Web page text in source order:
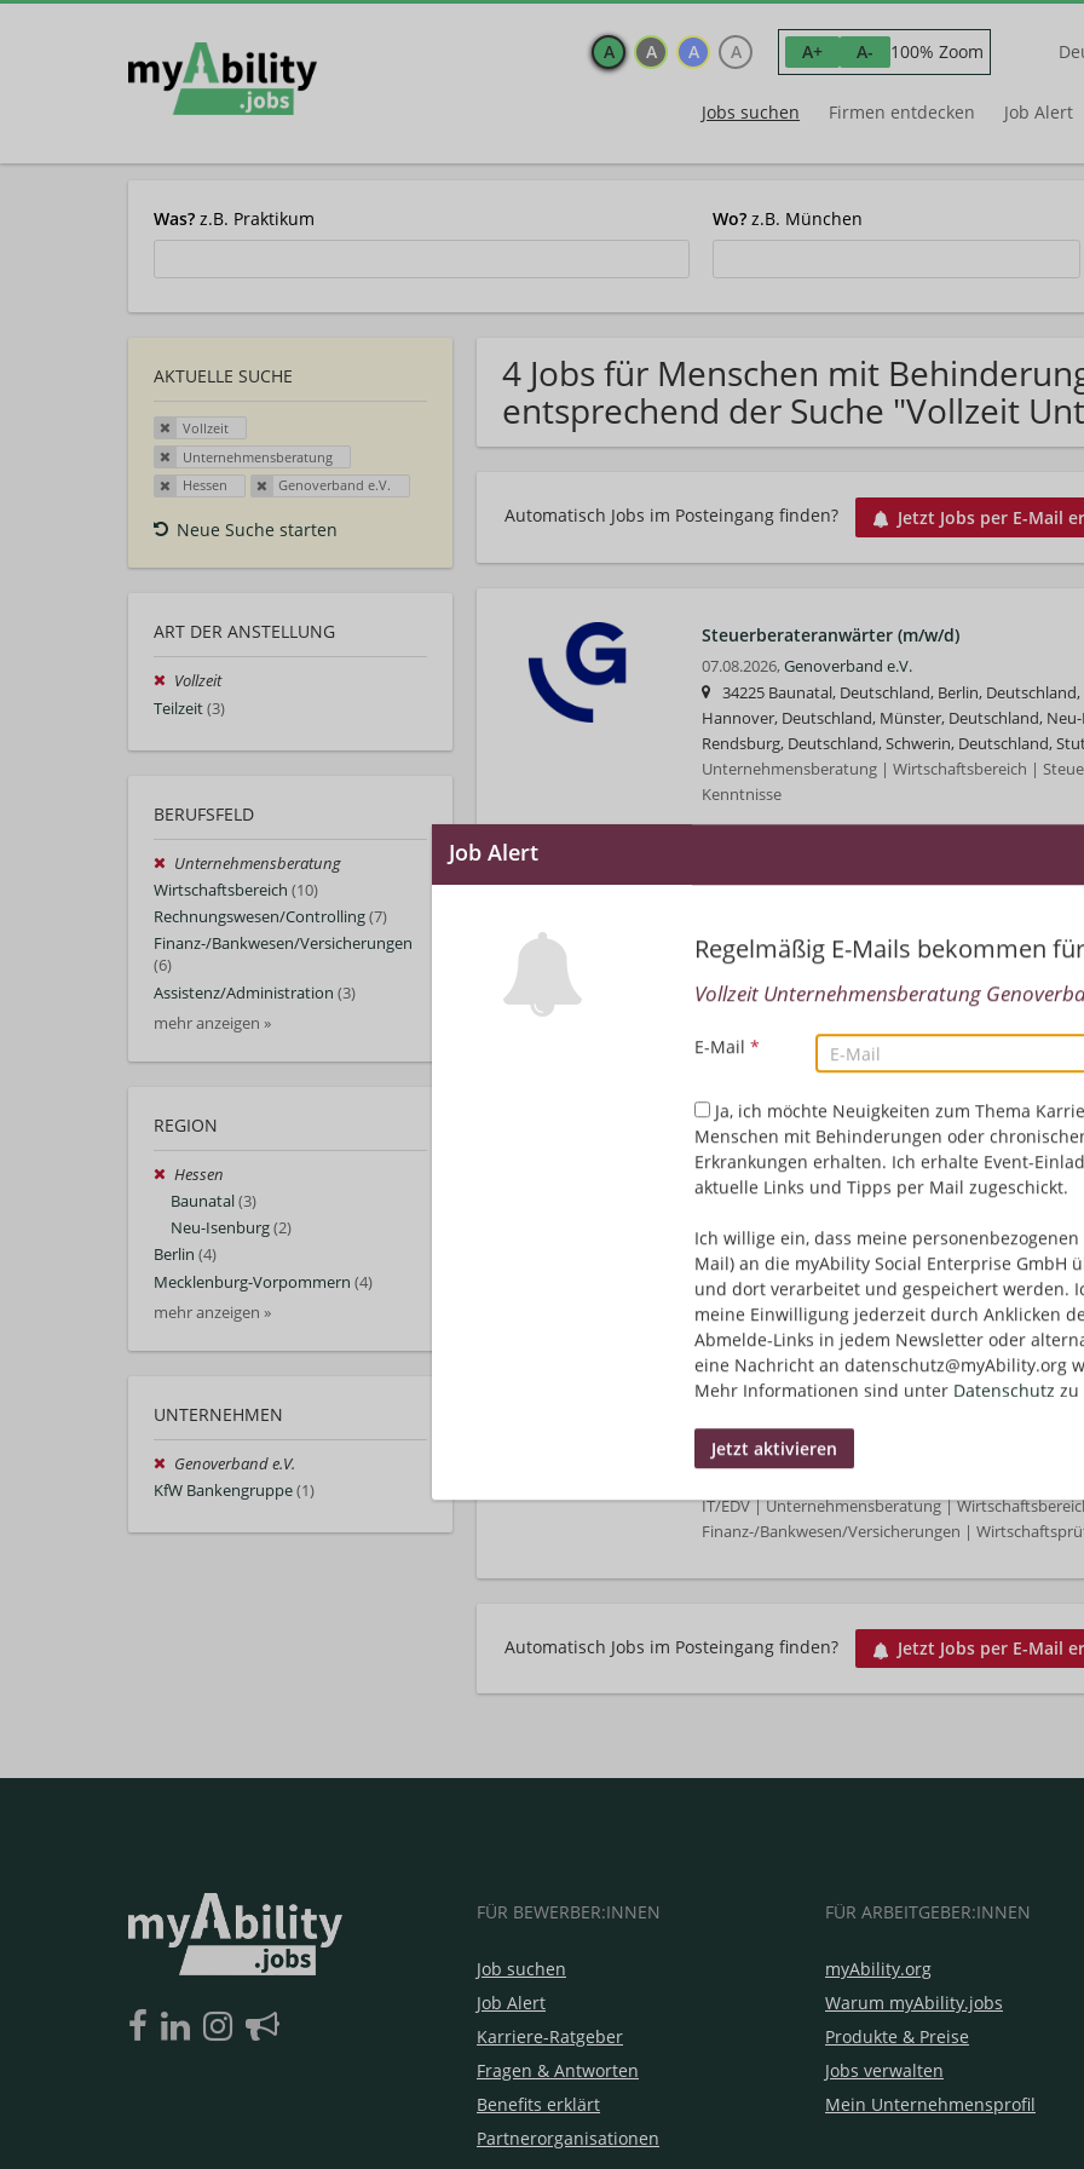
A A A A A+ A- 100% Zoom
Jobs suchen Firmen entdecken Job Alert
Was? z.B. Praktikum Wo? z.B. München
AKTUELLE SUCHE
Vollzeit
Unternehmensberatung
Hessen
Genoverband e.V.
Neue Suche starten
ART DER ANSTELLUNG
Vollzeit
Teilzeit(3)
BERUFSFELD
Unternehmensberatung
Wirtschaftsbereich (10)
Rechnungswesen/Controlling(7)
Finanz-/Bankwesen/Versicherungen
(6)
Assistenz/Administration (3)
mehr anzeigen »
REGION
Hessen
Baunatal(3)
Neu-Isenburg(2)
Berlin (4)
Mecklenburg-Vorpommern (4)
mehr anzeigen »
UNTERNEHMEN
Genoverband e.V.
KfW Bankengruppe(1)
4 Jobs für Menschen mit
entsprechend der Suche "Vollzeit
Automatisch Jobs im Posteingang finden? Jetzt Jobs per E-Mail
Regelmäßig E-Mails bekommen für
Vollzeit Unternehmensberatung
E-Mail *
Ja, ich möchte Neuigkeiten zum Thema
Menschen mit Behinderungen oder
Erkrankungen erhalten. Ich erhalte Event-
aktuelle Links und Tipps per Mail zugeschickt.
Ich willige ein, dass meine personenbezogenen
Mail) an die myAbility Social Enterprise GmbH
und dort verarbeitet und gespeichert werden.
meine Einwilligung jederzeit durch Anklicken
Abmelde-Links in jedem Newsletter oder
eine Nachricht an datenschutz@myAbility.org
Mehr Informationen sind unter Datenschutz zu
Steuerberateranwärter (m/w/d)
07.08.2026, Genoverband e.V.
34225 Baunatal, Deutschland, Berlin,
Hannover, Deutschland, Münster, Deutschland,
Rendsburg, Deutschland, Schwerin, Deutschland,
Unternehmensberatung | Wirtschaftsbereich |
Kenntnisse
Sachbearbeiter (m/w/d) Lohnbuchhaltung
34225 Baunatal, Deutschland, Berlin,
Hannover, Deutschland, Leipzig, Deutschland,
Isenburg, Deutschland, 24 Rendsburg, Deutschland,
Rechnungswesen/Controlling |
Wirtschaftsprüfung
Steuerberatungsassistent (m/w/d)
07.08.2026,Genoverband e.V.
34225 Baunatal, Deutschland
Assistenz/Administration | Unternehmensberatung
Expert*in Prüfungssoftware (m/w/d)
07.08.2026,Genoverband e.V.
Deutschland, Baden-Württemberg, Deutschland,
Deutschland, Brandenburg, Deutschland, Bremen,
Deutschland, Hessen, Deutschland, Mecklenburg-
Niedersachsen, Deutschland, Nordrhein-Westfalen,
IT/EDV | Unternehmensberatung |
Finanz-/Bankwesen/Versicherungen |
Automatisch Jobs im Posteingang finden? Jetzt Jobs per E-Mail
FÜR BEWERBER:INNEN
Job suchen
Job Alert
Karriere-Ratgeber
Fragen & Antworten
Benefits erklärt
Partnerorganisationen
FÜR ARBEITGEBER:INNEN
myAbility.org
Warum myAbility.jobs
Produkte & Preise
Jobs verwalten
Mein Unternehmensprofil